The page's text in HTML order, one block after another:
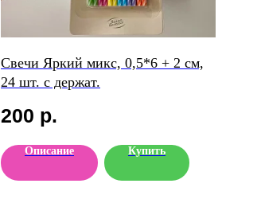
Свечи Яркий микс, 0,5*6 + 2 см,
24 шт. с держат.
200 р.
Описание Купить